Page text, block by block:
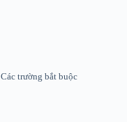
Các trường bắt buộc